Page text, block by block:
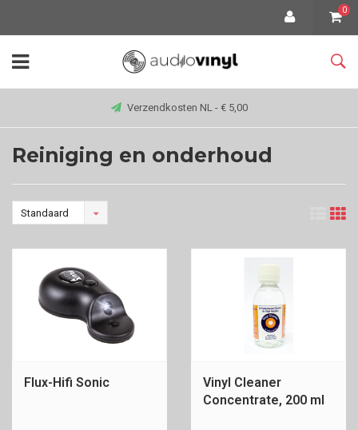
0
Verzendkosten NL - € 5,00
Reiniging en onderhoud
Standaard
Flux-Hifi Sonic
Vinyl Cleaner
Concentrate, 200 ml